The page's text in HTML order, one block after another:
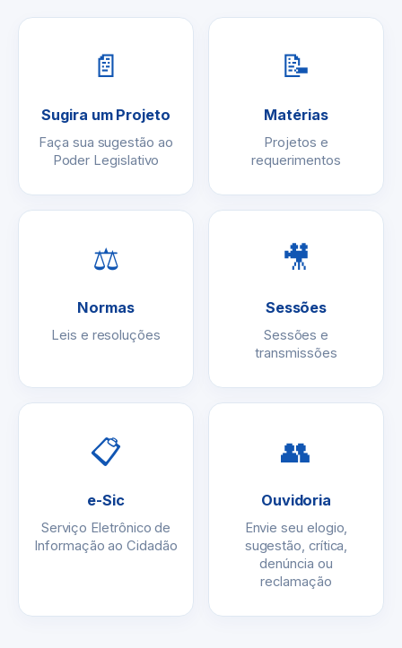
📄
Sugira um Projeto
Faça sua sugestão ao
Poder Legislativo
📝
Matérias
Projetos e
requerimentos
⚖
Normas
Leis e resoluções
🎥
Sessões
Sessões e
transmissões
📋
e-Sic
Serviço Eletrônico de
Informação ao Cidadão
👥
Ouvidoria
Envie seu elogio,
sugestão, crítica,
denúncia ou
reclamação